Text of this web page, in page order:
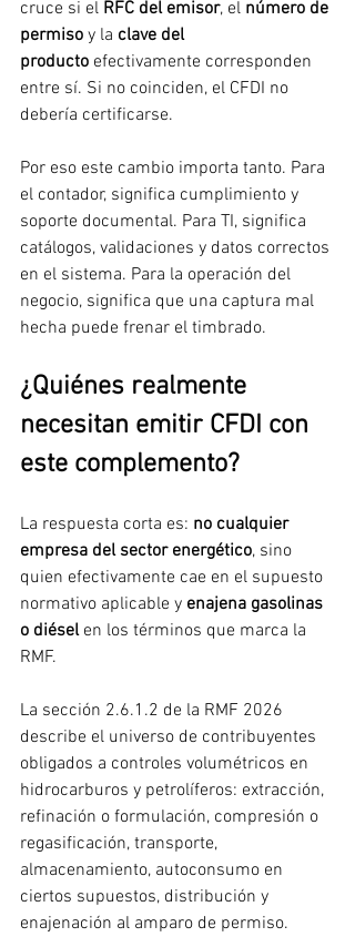
cruce si el RFC del emisor, el número de
permiso y la clave del
producto efectivamente corresponden
entre sí. Si no coinciden, el CFDI no
debería certificarse.
Por eso este cambio importa tanto. Para
el contador, significa cumplimiento y
soporte documental. Para TI, significa
catálogos, validaciones y datos correctos
en el sistema. Para la operación del
negocio, significa que una captura mal
hecha puede frenar el timbrado.
¿Quiénes realmente
necesitan emitir CFDI con
este complemento?
La respuesta corta es: no cualquier
empresa del sector energético, sino
quien efectivamente cae en el supuesto
normativo aplicable y enajena gasolinas
o diésel en los términos que marca la
RMF.
La sección 2.6.1.2 de la RMF 2026
describe el universo de contribuyentes
obligados a controles volumétricos en
hidrocarburos y petrolíferos: extracción,
refinación o formulación, compresión o
regasificación, transporte,
almacenamiento, autoconsumo en
ciertos supuestos, distribución y
enajenación al amparo de permiso.